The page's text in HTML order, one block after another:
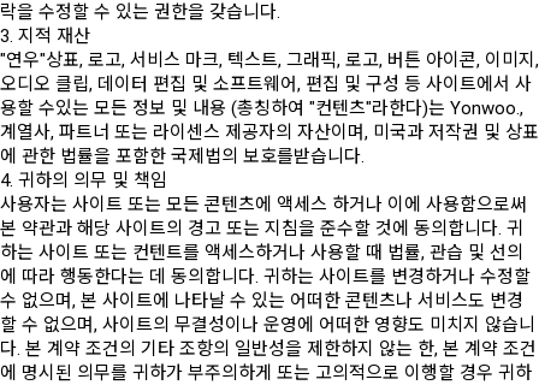
락을 수정할 수 있는 권한을 갖습니다.
3. 지적 재산
"연우"상표, 로고, 서비스 마크, 텍스트, 그래픽, 로고, 버튼 아이콘, 이미지,
오디오 클립, 데이터 편집 및 소프트웨어, 편집 및 구성 등 사이트에서 사
용할 수있는 모든 정보 및 내용 (총칭하여 "컨텐츠"라한다)는 Yonwoo.,
계열사, 파트너 또는 라이센스 제공자의 자산이며, 미국과 저작권 및 상표
에 관한 법률을 포함한 국제법의 보호를받습니다.
4. 귀하의 의무 및 책임
사용자는 사이트 또는 모든 콘텐츠에 액세스 하거나 이에 사용함으로써
본 약관과 해당 사이트의 경고 또는 지침을 준수할 것에 동의합니다. 귀
하는 사이트 또는 컨텐트를 액세스하거나 사용할 때 법률, 관습 및 선의
에 따라 행동한다는 데 동의합니다. 귀하는 사이트를 변경하거나 수정할
수 없으며, 본 사이트에 나타날 수 있는 어떠한 콘텐츠나 서비스도 변경
할 수 없으며, 사이트의 무결성이나 운영에 어떠한 영향도 미치지 않습니
다. 본 계약 조건의 기타 조항의 일반성을 제한하지 않는 한, 본 계약 조건
에 명시된 의무를 귀하가 부주의하게 또는 고의적으로 이행할 경우 귀하